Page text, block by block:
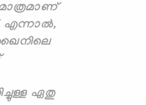
എന്നാല്‍,
ഏതു